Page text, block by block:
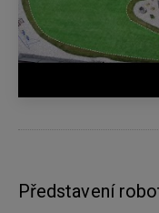
Představení